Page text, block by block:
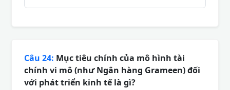
Câu 24: Mục tiêu chính của mô hình tài
chính vi mô (như Ngân hàng Grameen) đối
với phát triển kinh tế là gì?